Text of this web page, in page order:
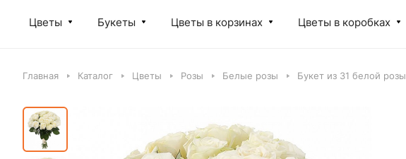
Цветы Букеты Цветы в корзинах Цветы в коробках
Главная Каталог Цветы Розы Белые розы Букет из 31 белой розы